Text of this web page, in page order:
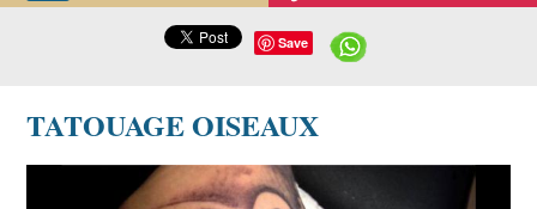
Save
TATOUAGE OISEAUX
graphicaderme-avignon-aigle-realiste-tatouage.jpg